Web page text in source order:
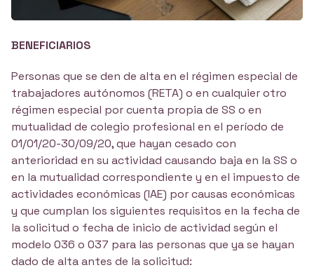
BENEFICIARIOS
Personas que se den de alta en el régimen especial de
trabajadores autónomos (RETA) o en cualquier otro
régi­men especial por cuenta propia de SS o en
mutualidad de colegio profesio­nal en el período de
01/01/20-30/09/20, que hayan cesado con
anterioridad en su actividad causando baja en la SS o
en la mutualidad correspondiente y en el impuesto de
actividades económicas (IAE) por causas económicas
y que cumplan los siguientes requisitos en la fecha de
la solicitud o fecha de inicio de actividad según el
modelo 036 o 037 para las personas que ya se hayan
dado de alta antes de la solicitud: